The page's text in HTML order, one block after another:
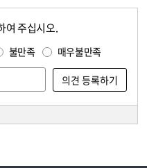
여 주십시오.
불만족 매우불만족